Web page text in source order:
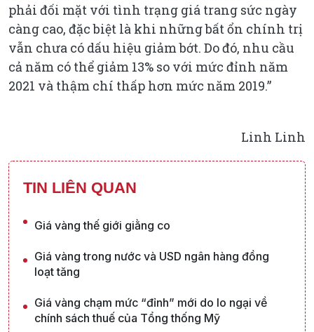
phải đối mặt với tình trạng giá trang sức ngày
càng cao, đặc biệt là khi những bất ổn chính trị
vẫn chưa có dấu hiệu giảm bớt. Do đó, nhu cầu
cả năm có thể giảm 13% so với mức đỉnh năm
2021 và thậm chí thấp hơn mức năm 2019.”
Linh Linh
TIN LIÊN QUAN
Giá vàng thế giới giằng co
Giá vàng trong nước và USD ngân hàng đồng
loạt tăng
Giá vàng chạm mức “đỉnh” mới do lo ngại về
chính sách thuế của Tổng thống Mỹ